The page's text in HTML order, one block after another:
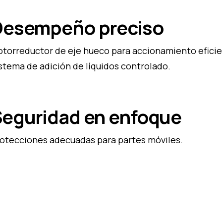
preciso
de eje hueco para accionamiento
de adición de líquidos controlado.
en enfoque
adecuadas para partes móviles.